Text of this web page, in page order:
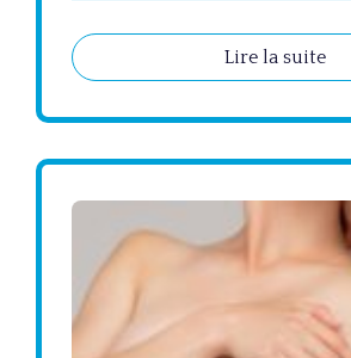
Lire la suite